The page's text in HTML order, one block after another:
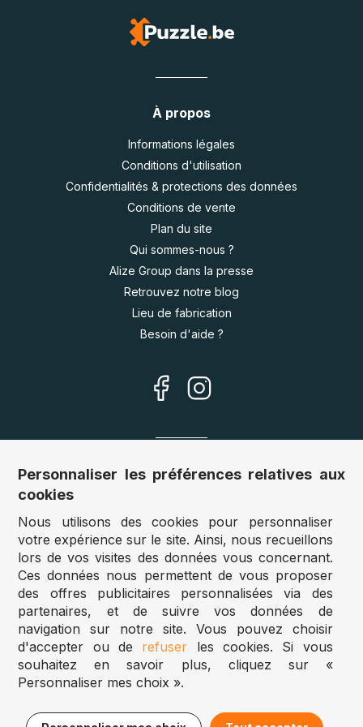
À propos
Informations légales
Conditions d'utilisation
Confidentialités & protections des données
Conditions de vente
Plan du site
Qui sommes-nous ?
Alize Group dans la presse
Retrouvez notre blog
Lieu de fabrication
Besoin d'aide ?
Nos sites
Autriche :www.puzzle.at
Belgique :www.puzzle.be
Royaume Uni :
www.jigsawpuzzle.co.uk
Accès revendeurs / détaillants
Vous avez un magasin ?
Vous souhaitez accéder à nos prix revendeurs ?
Puzzle.be 2025
Personnaliser les préférences relatives aux
cookies
Nous utilisons des cookies pour personnaliser
votre expérience sur le site. Ainsi, nous recueillons
lors de vos visites des données vous concernant.
Ces données nous permettent de vous proposer
des offres publicitaires personnalisées via des
partenaires, et de suivre vos données de
navigation sur notre site. Vous pouvez choisir
d'accepter ou de refuser les cookies. Si vous
souhaitez en savoir plus, cliquez sur «
Personnaliser mes choix ».